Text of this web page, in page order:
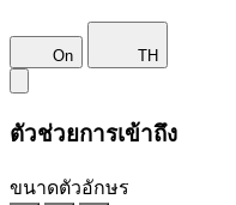
On TH
ตัวช่วยการเข้าถึง
ขนาดตัวอักษร